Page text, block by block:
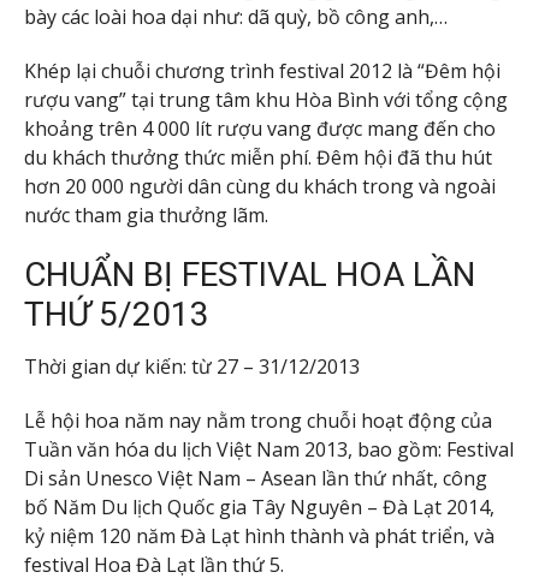
bày các loài hoa dại như: dã quỳ, bồ công anh,…
Khép lại chuỗi chương trình festival 2012 là “Đêm hội
rượu vang” tại trung tâm khu Hòa Bình với tổng cộng
khoảng trên 4 000 lít rượu vang được mang đến cho
du khách thưởng thức miễn phí. Đêm hội đã thu hút
hơn 20 000 người dân cùng du khách trong và ngoài
nước tham gia thưởng lãm.
CHUẨN BỊ FESTIVAL HOA LẦN
THỨ 5/2013
Thời gian dự kiến: từ 27 – 31/12/2013
Lễ hội hoa năm nay nằm trong chuỗi hoạt động của
Tuần văn hóa du lịch Việt Nam 2013, bao gồm: Festival
Di sản Unesco Việt Nam – Asean lần thứ nhất, công
bố Năm Du lịch Quốc gia Tây Nguyên – Đà Lạt 2014,
kỷ niệm 120 năm Đà Lạt hình thành và phát triển, và
festival Hoa Đà Lạt lần thứ 5.